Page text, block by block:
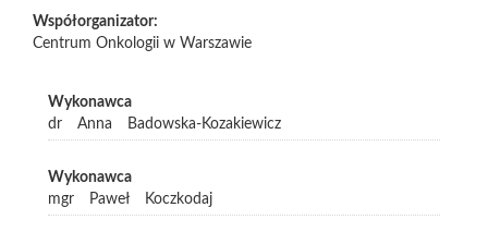
Współorganizator:
Centrum Onkologii w Warszawie
Wykonawca
dr
Anna Badowska-Kozakiewicz
Wykonawca
mgr
Paweł Koczkodaj